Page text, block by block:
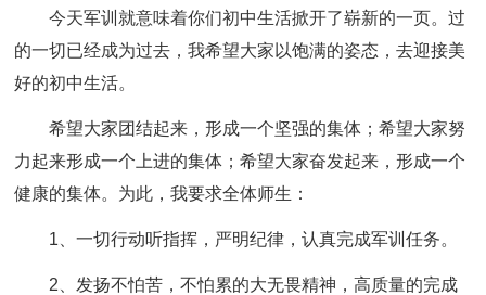
今天军训就意味着你们初中生活掀开了崭新的一页。过
的一切已经成为过去，我希望大家以饱满的姿态，去迎接美
好的初中生活。
希望大家团结起来，形成一个坚强的集体；希望大家努
力起来形成一个上进的集体；希望大家奋发起来，形成一个
健康的集体。为此，我要求全体师生：
1、一切行动听指挥，严明纪律，认真完成军训任务。
2、发扬不怕苦，不怕累的大无畏精神，高质量的完成